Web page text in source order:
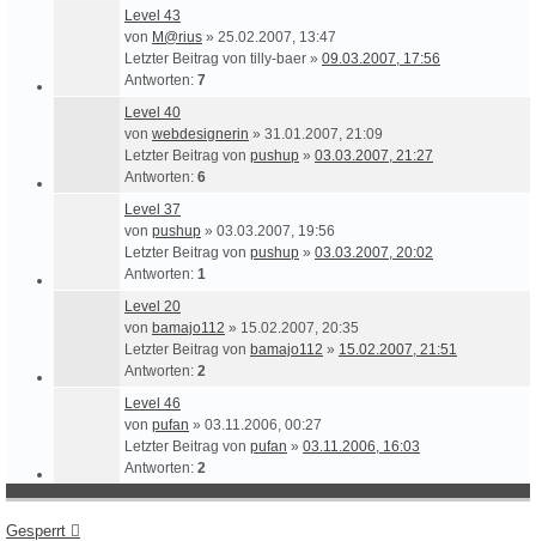
Level 43
von M@rius » 25.02.2007, 13:47
Letzter Beitrag von tilly-baer » 09.03.2007, 17:56
Antworten: 7
Level 40
von webdesignerin » 31.01.2007, 21:09
Letzter Beitrag von pushup » 03.03.2007, 21:27
Antworten: 6
Level 37
von pushup » 03.03.2007, 19:56
Letzter Beitrag von pushup » 03.03.2007, 20:02
Antworten: 1
Level 20
von bamajo112 » 15.02.2007, 20:35
Letzter Beitrag von bamajo112 » 15.02.2007, 21:51
Antworten: 2
Level 46
von pufan » 03.11.2006, 00:27
Letzter Beitrag von pufan » 03.11.2006, 16:03
Antworten: 2
Gesperrt